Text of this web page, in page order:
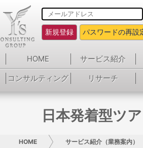
新規登録 パスワードの再設
HOME サービス紹介
コンサルティング
リサーチ
日本発着型ツ
HOME サービス紹介（業務案内）